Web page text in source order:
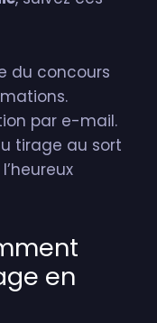
du concours
par e-mail.
tirage au sort
en